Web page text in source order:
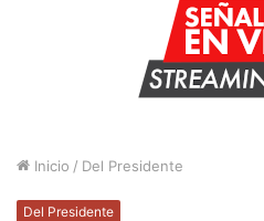
Inicio / Del Presidente
Del Presidente